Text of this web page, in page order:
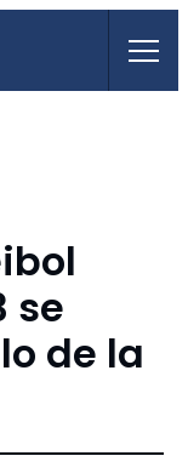
se
de la